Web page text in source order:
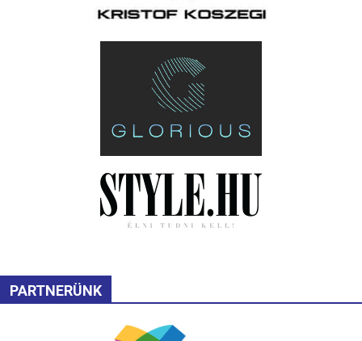
PARTNERÜNK